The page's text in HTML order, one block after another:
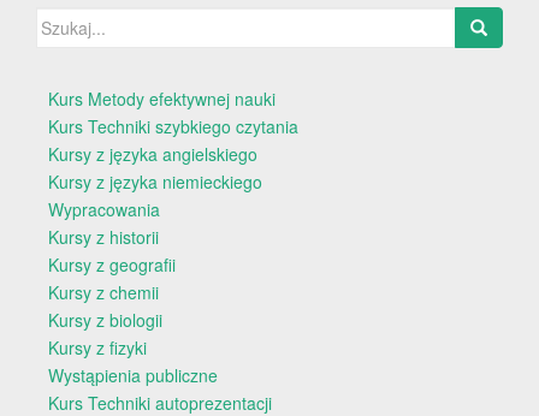
Szukaj:
Kurs Metody efektywnej nauki
Kurs Techniki szybkiego czytania
Kursy z języka angielskiego
Kursy z języka niemieckiego
Wypracowania
Kursy z historii
Kursy z geografii
Kursy z chemii
Kursy z biologii
Kursy z fizyki
Wystąpienia publiczne
Kurs Techniki autoprezentacji